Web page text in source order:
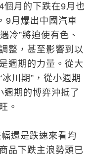
個月的下跌在9月也
9月爆出中國汽車
冷”將迫使有色、
整，甚至影響到以
週期的力量。從大
川期”，從小週期
週期的博弈沖抵了
。
還是跌速來看均
品下跌主浪勢頭已